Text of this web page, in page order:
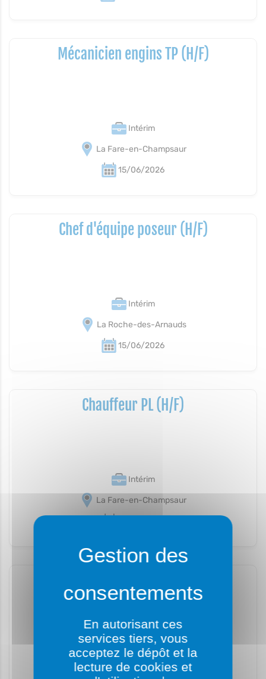
Mécanicien engins TP (H/F)
Intérim
La Fare-en-Champsaur
15/06/2026
Chef d'équipe poseur (H/F)
Intérim
La Roche-des-Arnauds
15/06/2026
Chauffeur PL (H/F)
Intérim
La Fare-en-Champsaur
Intérim
Laragne-Montéglin
En autorisant ces
services tiers, vous
acceptez le dépôt et la
lecture de cookies et